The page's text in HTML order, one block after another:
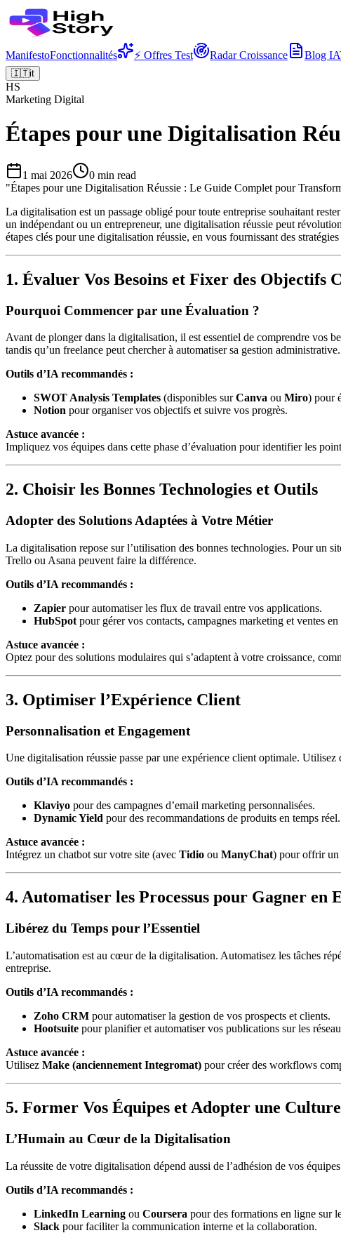
ManifestoFonctionnalités ⚡ Offres Test Radar Croissance Blog IA
🇮🇹it
HS
Marketing Digital
Étapes pour une Digitalisation
1 mai 2026 0 min read
"Étapes pour une Digitalisation Réussie : Le Guide Complet pour
La digitalisation est un passage obligé pour toute entreprise souhaitant
un indépendant ou un entrepreneur, une digitalisation réussie peut
étapes clés pour une digitalisation réussie, en vous fournissant des
1. Évaluer Vos Besoins et Fixer des Objectifs
Pourquoi Commencer par une Évaluation ?
Avant de plonger dans la digitalisation, il est essentiel de comprendre vos
tandis qu’un freelance peut chercher à automatiser sa gestion administrative.
Outils d’IA recommandés :
SWOT Analysis Templates (disponibles surCanva ou Miro) pour
Notion pour organiser vos objectifs et suivre vos progrès.
Astuce avancée :
Impliquez vos équipes dans cette phase d’évaluation pour identifier les
2. Choisir les Bonnes Technologies et Outils
Adopter des Solutions Adaptées à Votre Métier
La digitalisation repose sur l’utilisation des bonnes technologies. Pour un
Trello ou Asana peuvent faire la différence.
Outils d’IA recommandés :
Zapier pour automatiser les flux de travail entre vos applications.
HubSpot pour gérer vos contacts, campagnes marketing et ventes
Astuce avancée :
Optez pour des solutions modulaires qui s’adaptent à votre croissance,
3. Optimiser l’Expérience Client
Personnalisation et Engagement
Une digitalisation réussie passe par une expérience client optimale.
Outils d’IA recommandés :
Klaviyo pour des campagnes d’email marketing personnalisées.
Dynamic Yield pour des recommandations de produits en temps réel.
Astuce avancée :
Intégrez un chatbot sur votre site (avec Tidio ou ManyChat) pour offrir un
4. Automatiser les Processus pour Gagner en
Libérez du Temps pour l’Essentiel
L’automatisation est au cœur de la digitalisation. Automatisez les tâches
entreprise.
Outils d’IA recommandés :
Zoho CRM pour automatiser la gestion de vos prospects et clients.
Hootsuite pour planifier et automatiser vos publications sur les
Astuce avancée :
Utilisez Make (anciennement Integromat) pour créer des workflows
5. Former Vos Équipes et Adopter une
L’Humain au Cœur de la Digitalisation
La réussite de votre digitalisation dépend aussi de l’adhésion de vos
Outils d’IA recommandés :
LinkedIn Learning ou Coursera pour des formations en ligne sur
Slack pour faciliter la communication interne et la collaboration.